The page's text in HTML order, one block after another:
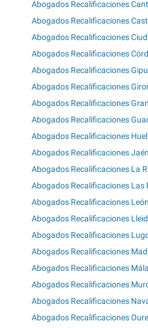
Abogados Recalificaciones
Abogados Recalificaciones
Abogados Recalificaciones
Abogados Recalificaciones
Abogados Recalificaciones
Abogados Recalificaciones
Abogados Recalificaciones
Abogados Recalificaciones
Abogados Recalificaciones
Abogados Recalificaciones Jaén
Abogados Recalificaciones La
Abogados Recalificaciones Las
Abogados Recalificaciones León
Abogados Recalificaciones
Abogados Recalificaciones
Abogados Recalificaciones
Abogados Recalificaciones
Abogados Recalificaciones
Abogados Recalificaciones
Abogados Recalificaciones